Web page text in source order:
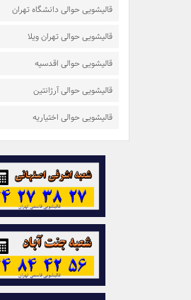
قالیشویی حوالی دانشگاه تهران
قالیشویی حوالی تهران ویلا
قالیشویی حوالی اقدسیه
قالیشویی حوالی آرژانتین
قالیشویی حوالی اختیاریه